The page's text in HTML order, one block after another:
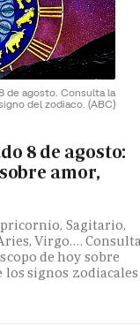
de agosto. Consulta la
del zodiaco. (ABC)
8 de agosto:
amor,
Sagitario,
Virgo….
de hoy sobre
signos zodiacales